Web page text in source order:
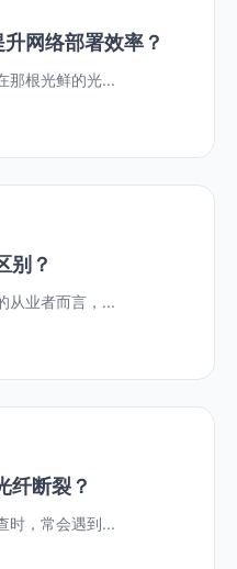
网络部署效率？
那根光鲜的光...
别？
从业者而言，...
纤断裂？
时，常会遇到...